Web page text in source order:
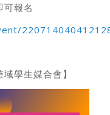
可報名
學生媒合會】